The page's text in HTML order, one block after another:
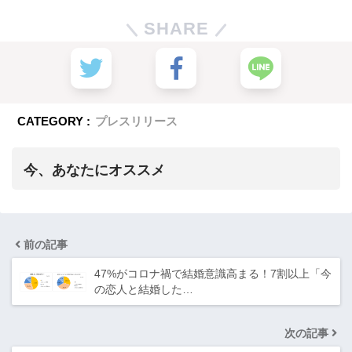
SHARE
CATEGORY : プレスリリース
今、あなたにオススメ
前の記事
47%がコロナ禍で結婚意識高まる！7割以上「今
の恋人と結婚した…
次の記事